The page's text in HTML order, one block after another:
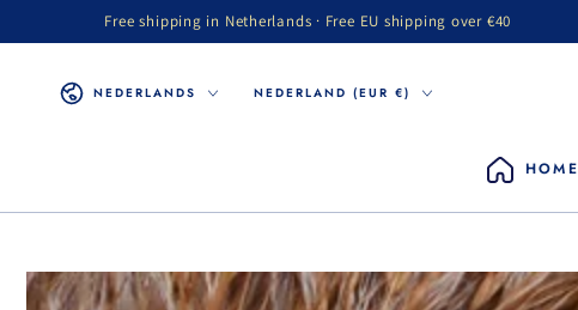
GA NAAR INHOUD
Free shipping in Netherlands · Free EU shipping over €40
Taal NEDERLANDS NEDERLAND (EUR €)
HOME